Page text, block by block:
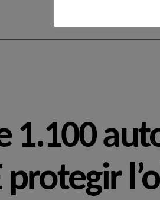
1.100
protegir